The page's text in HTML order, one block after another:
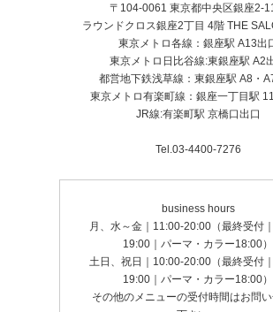
93年生/ママ美容師
＊時短勤務(平日・土曜日のみ)/日
っております。
〒104-0061 東京都中央区銀座2-
ラウンドクロス銀座2丁目 4階 THE
東京メトロ各線：銀座駅 A13出
東京メトロ日比谷線:東銀座駅 A2
都営地下鉄浅草線：東銀座駅 A8・
東京メトロ有楽町線：銀座一丁目駅
JR線:有楽町駅 京橋口出口
Tel.03-4400-7276
business hours
月、水～金｜11:00-20:00（最終受付
19:00｜パーマ・カラー18:00）
土日、祝日｜10:00-20:00（最終受付
19:00｜パーマ・カラー18:00）
その他のメニューの受付時間はお問